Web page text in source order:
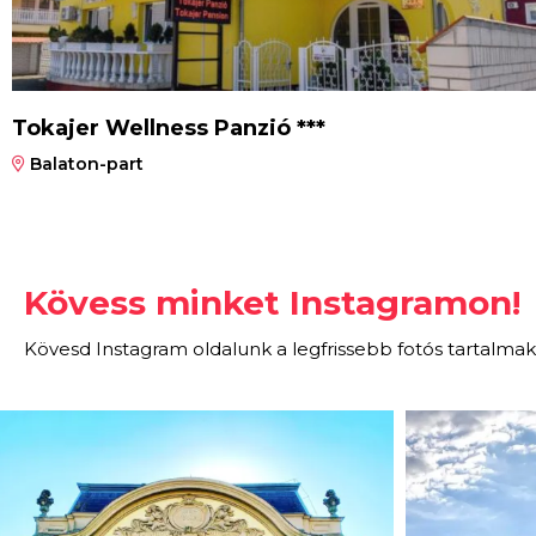
Tokajer Wellness Panzió ***
Balaton-part
Kövess minket Instagramon!
Kövesd Instagram oldalunk a legfrissebb fotós